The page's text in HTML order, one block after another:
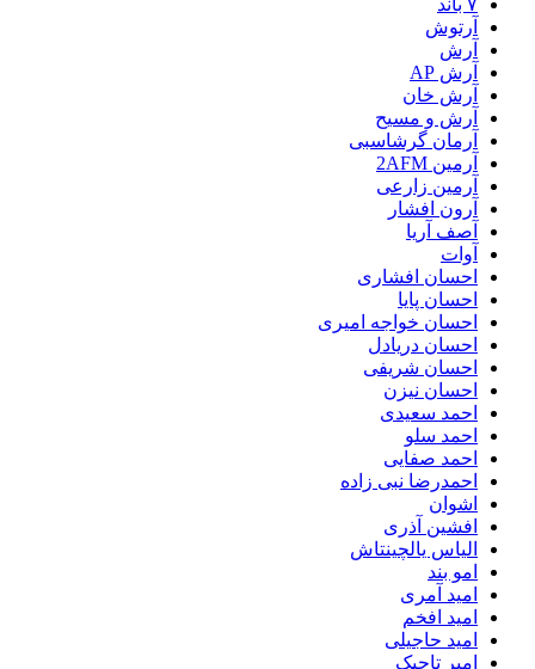
آرتوش
آرش
آرش AP
آرش خان
آرش و مسیح
آرمان گرشاسبی
آرمین 2AFM
آرمین زارعی
آرون افشار
آصف آریا
آوات
احسان افشاری
احسان پایا
احسان خواجه امیری
احسان دریادل
احسان شریفی
احسان نیزن
احمد سعیدی
احمد سلو
احمد صفایی
احمدرضا نبی زاده
اشوان
افشین آذری
الیاس یالچینتاش
امو بند
امید آمری
امید افخم
امید حاجیلی
امیر تاجیک